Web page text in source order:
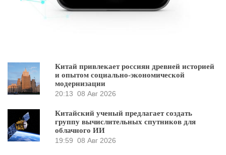
Китай привлекает россиян древней историей
и опытом социально-экономической
модернизации
20:13 08 Авг 2026
Китайский ученый предлагает создать
группу вычислительных спутников для
облачного ИИ
19:59 08 Авг 2026